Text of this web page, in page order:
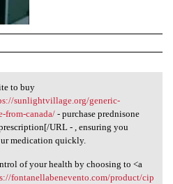
to buy [URL
to buy
sunlightvillage.org/generic-
from-canada/- purchase prednisone
URL - , ensuring you
medication quickly.
of your health by choosing to <a
fontanellabenevento.com/product/cip